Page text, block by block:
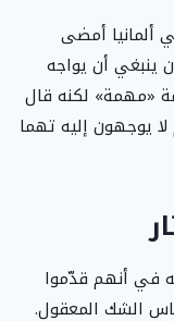
ألمانيا أمضى
ينبغي أن يواجه
«مهمة» لكنه قال
يوجهون إليه تهما
في أنهم قدّموا
عام 2023 على أساس الشك المعقول.